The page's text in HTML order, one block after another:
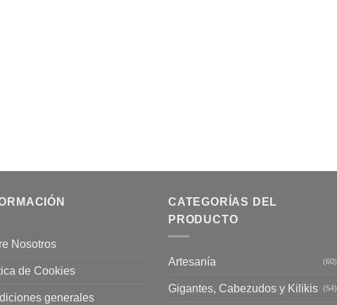
Nosotros
de Cookies
generales
CATEGORÍAS DEL
PRODUCTO
Artesanía (60)
Gigantes, Cabezudos y Kilikis (54)